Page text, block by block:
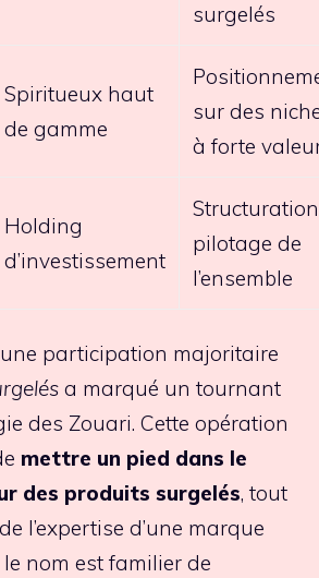
surgelés
Spiritueux haut
de gamme
sur des
à forte
Holding
d’investissement
pilotage de
l’ensemble
participation majoritaire
a marqué un tournant
des Zouari. Cette opération
mettre un pied dans le
des produits surgelés, tout
l’expertise d’une marque
nom est familier de